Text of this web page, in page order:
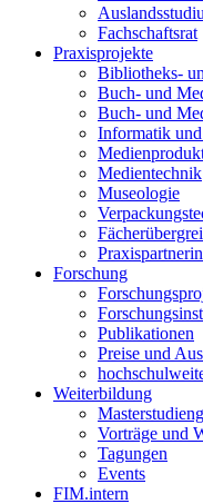
Fachschaftsrat
Praxisprojekte
Bibliotheks-
Buch- und
Buch- und
Informatik
Medientechnik
Museologie
Forschung
Publikationen
Preise und
Weiterbildung
Vorträge und
Tagungen
Events
FIM.intern